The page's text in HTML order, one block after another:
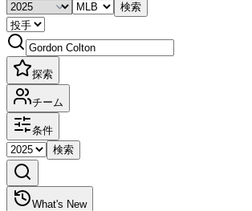
検索
探索
チーム
条件
検索
What's New